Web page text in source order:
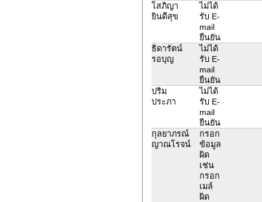
โสภิญา
ยินดีสุข
ไม่ได้
รับ E-
mail
ยืนยัน
ธิดารัตน์
รอบุญ
ไม่ได้
รับ E-
mail
ยืนยัน
ปริม
ประภา
ไม่ได้
รับ E-
mail
ยืนยัน
กุลยาภรณ์
ญาณโรจน์
กรอก
ข้อมูล
ผิด
เช่น
กรอก
เมล์
ผิด